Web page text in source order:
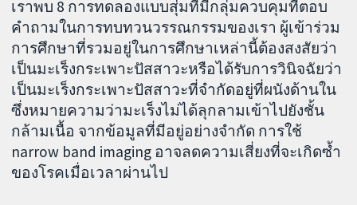
เราพบ 8 การทดลองแบบสุ่มที่มีกลุ่มควบคุมที่ตอบ
คำถามในการทบทวนวรรณกรรมของเรา ผู้เข้าร่วม
การศึกษาที่รวมอยู่ในการศึกษาเหล่านี้ต้องสงสัยว่า
เป็นมะเร็งกระเพาะปัสสาวะหรือได้รับการวินิจฉัยว่า
เป็นมะเร็งกระเพาะปัสสาวะที่จำกัดอยู่ที่ผนังด้านใน
ซึ่งหมายความว่ามะเร็งไม่ได้ลุกลามเข้าไปยังชั้น
กล้ามเนื้อ จากข้อมูลที่มีอยู่อย่างจำกัด การใช้
narrow band imaging อาจลดความเสี่ยงที่จะเกิดซ้ำ
ของโรคเมื่อเวลาผ่านไป